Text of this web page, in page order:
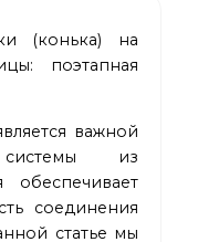
(конька) на
поэтапная
важной
из
обеспечивает
соединения
статье мы